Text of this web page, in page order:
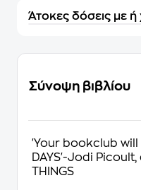
Άτοκες δόσεις με ή
Σύνοψη βιβλίου
'Your bookclub
DAYS'-Jodi Picoult,
THINGS